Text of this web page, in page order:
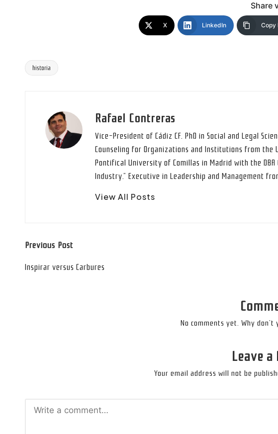
Share
X LinkedIn Copy
Tags:historia
Rafael Contreras
Vice-President of Cádiz CF. PhD in Social and Legal
Counseling for Organizations and Institutions from the
Pontifical University of Comillas in Madrid with the
Industry.” Executive in Leadership and Management
View All Posts
Post
navigation
Previous Post
Inspirar versus Carbures
No comments yet. Why
Leave a
Your email address will not be